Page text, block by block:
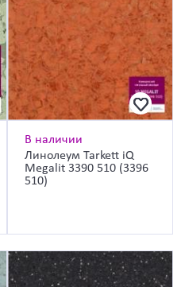
В наличии
Линолеум Tarkett iQ
Megalit 3390 510 (3396
510)